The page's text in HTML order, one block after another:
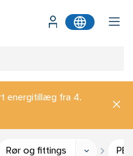
energitillæg fra 4.
Rør og fittings